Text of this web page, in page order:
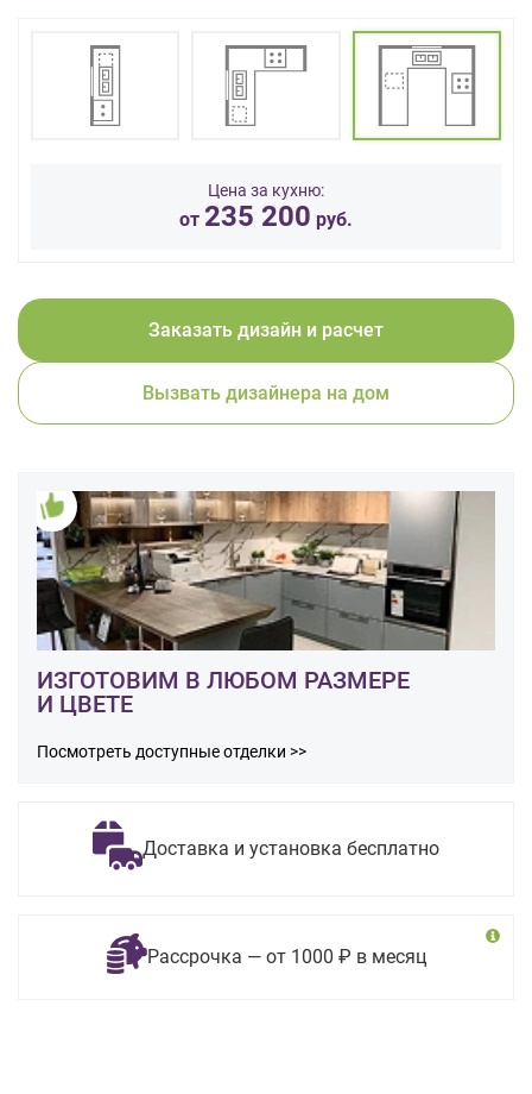
Цена за кухню:
от 235 200 руб.
Заказать дизайн и расчет
Вызвать дизайнера на дом
ИЗГОТОВИМ В ЛЮБОМ РАЗМЕРЕ
И ЦВЕТЕ
Посмотреть доступные отделки >>
Доставка и установка бесплатно
Рассрочка — от 1000 ₽ в месяц